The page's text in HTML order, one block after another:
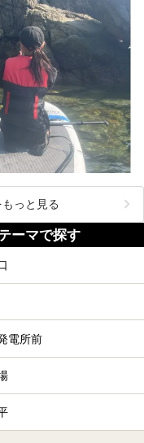
っと見る
ーマで探す
電所前